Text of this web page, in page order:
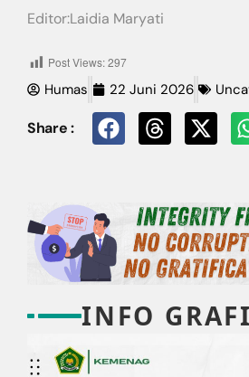
Editor:Laidia Maryati
Post Views:297
Humas 22 Juni 2026
Share :
INFO